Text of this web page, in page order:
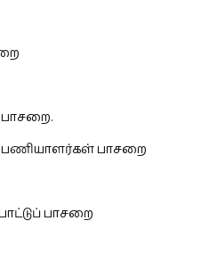
பாசறை
பாசறை